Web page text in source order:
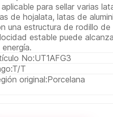
para sellar varias
de hojalata, latas de
una estructura de rodillo
estable puede
No:UT1AFG3
T/T
original:Porcelana